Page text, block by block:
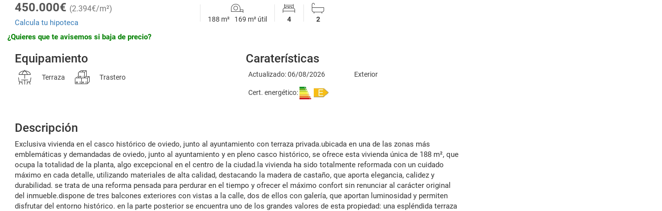
450.000€ (2.394€/m²)
Calcula tu hipoteca
188 m² 169 m² útil 4 2
¿Quieres que te avisemos si baja de precio?
Equipamiento
Terraza Trastero
Caraterísticas
Actualizado: 06/08/2026 Exterior
Cert. energético:
Descripción
exclusiva vivienda en el casco histórico de oviedo, junto al ayuntamiento con terraza privada.ubicada en una de las zonas más
emblemáticas y demandadas de oviedo, junto al ayuntamiento y en pleno casco histórico, se ofrece esta vivienda única de 188 m², que
ocupa la totalidad de la planta, algo excepcional en el centro de la ciudad.la vivienda ha sido totalmente reformada con un cuidado
máximo en cada detalle, utilizando materiales de alta calidad, destacando la madera de castaño, que aporta elegancia, calidez y
durabilidad. se trata de una reforma pensada para perdurar en el tiempo y ofrecer el máximo confort sin renunciar al carácter original
del inmueble.dispone de tres balcones exteriores con vistas a la calle, dos de ellos con galería, que aportan luminosidad y permiten
disfrutar del entorno histórico. en la parte posterior se encuentra uno de los grandes valores de esta propiedad: una espléndida terraza